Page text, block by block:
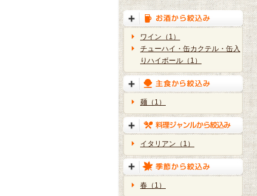
ワイン（1）
チューハイ・缶カクテル・缶入
りハイボール（1）
麺（1）
イタリアン（1）
春（1）